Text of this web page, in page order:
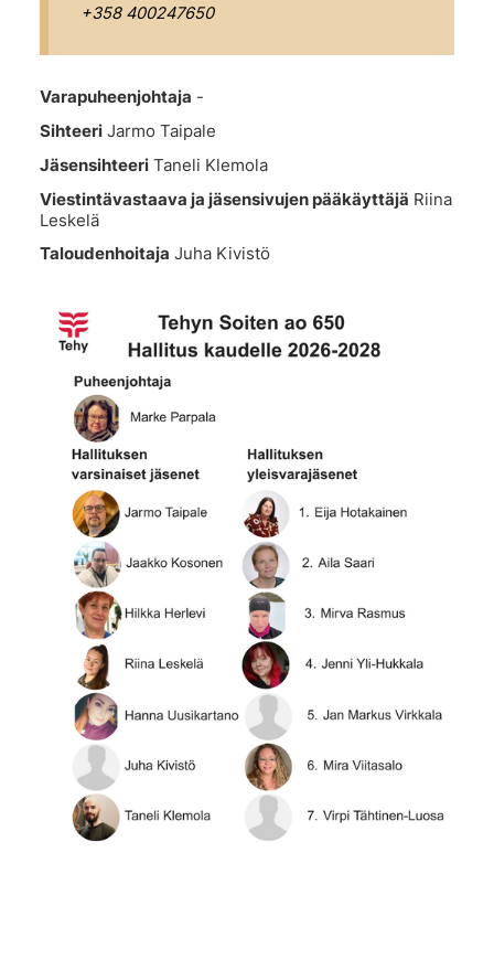
+358 400247650
Varapuheenjohtaja -
SihteeriJarmo Taipale
JäsensihteeriTaneli Klemola
Viestintävastaava ja jäsensivujen pääkäyttäjä Riina
Leskelä
Taloudenhoitaja Juha Kivistö